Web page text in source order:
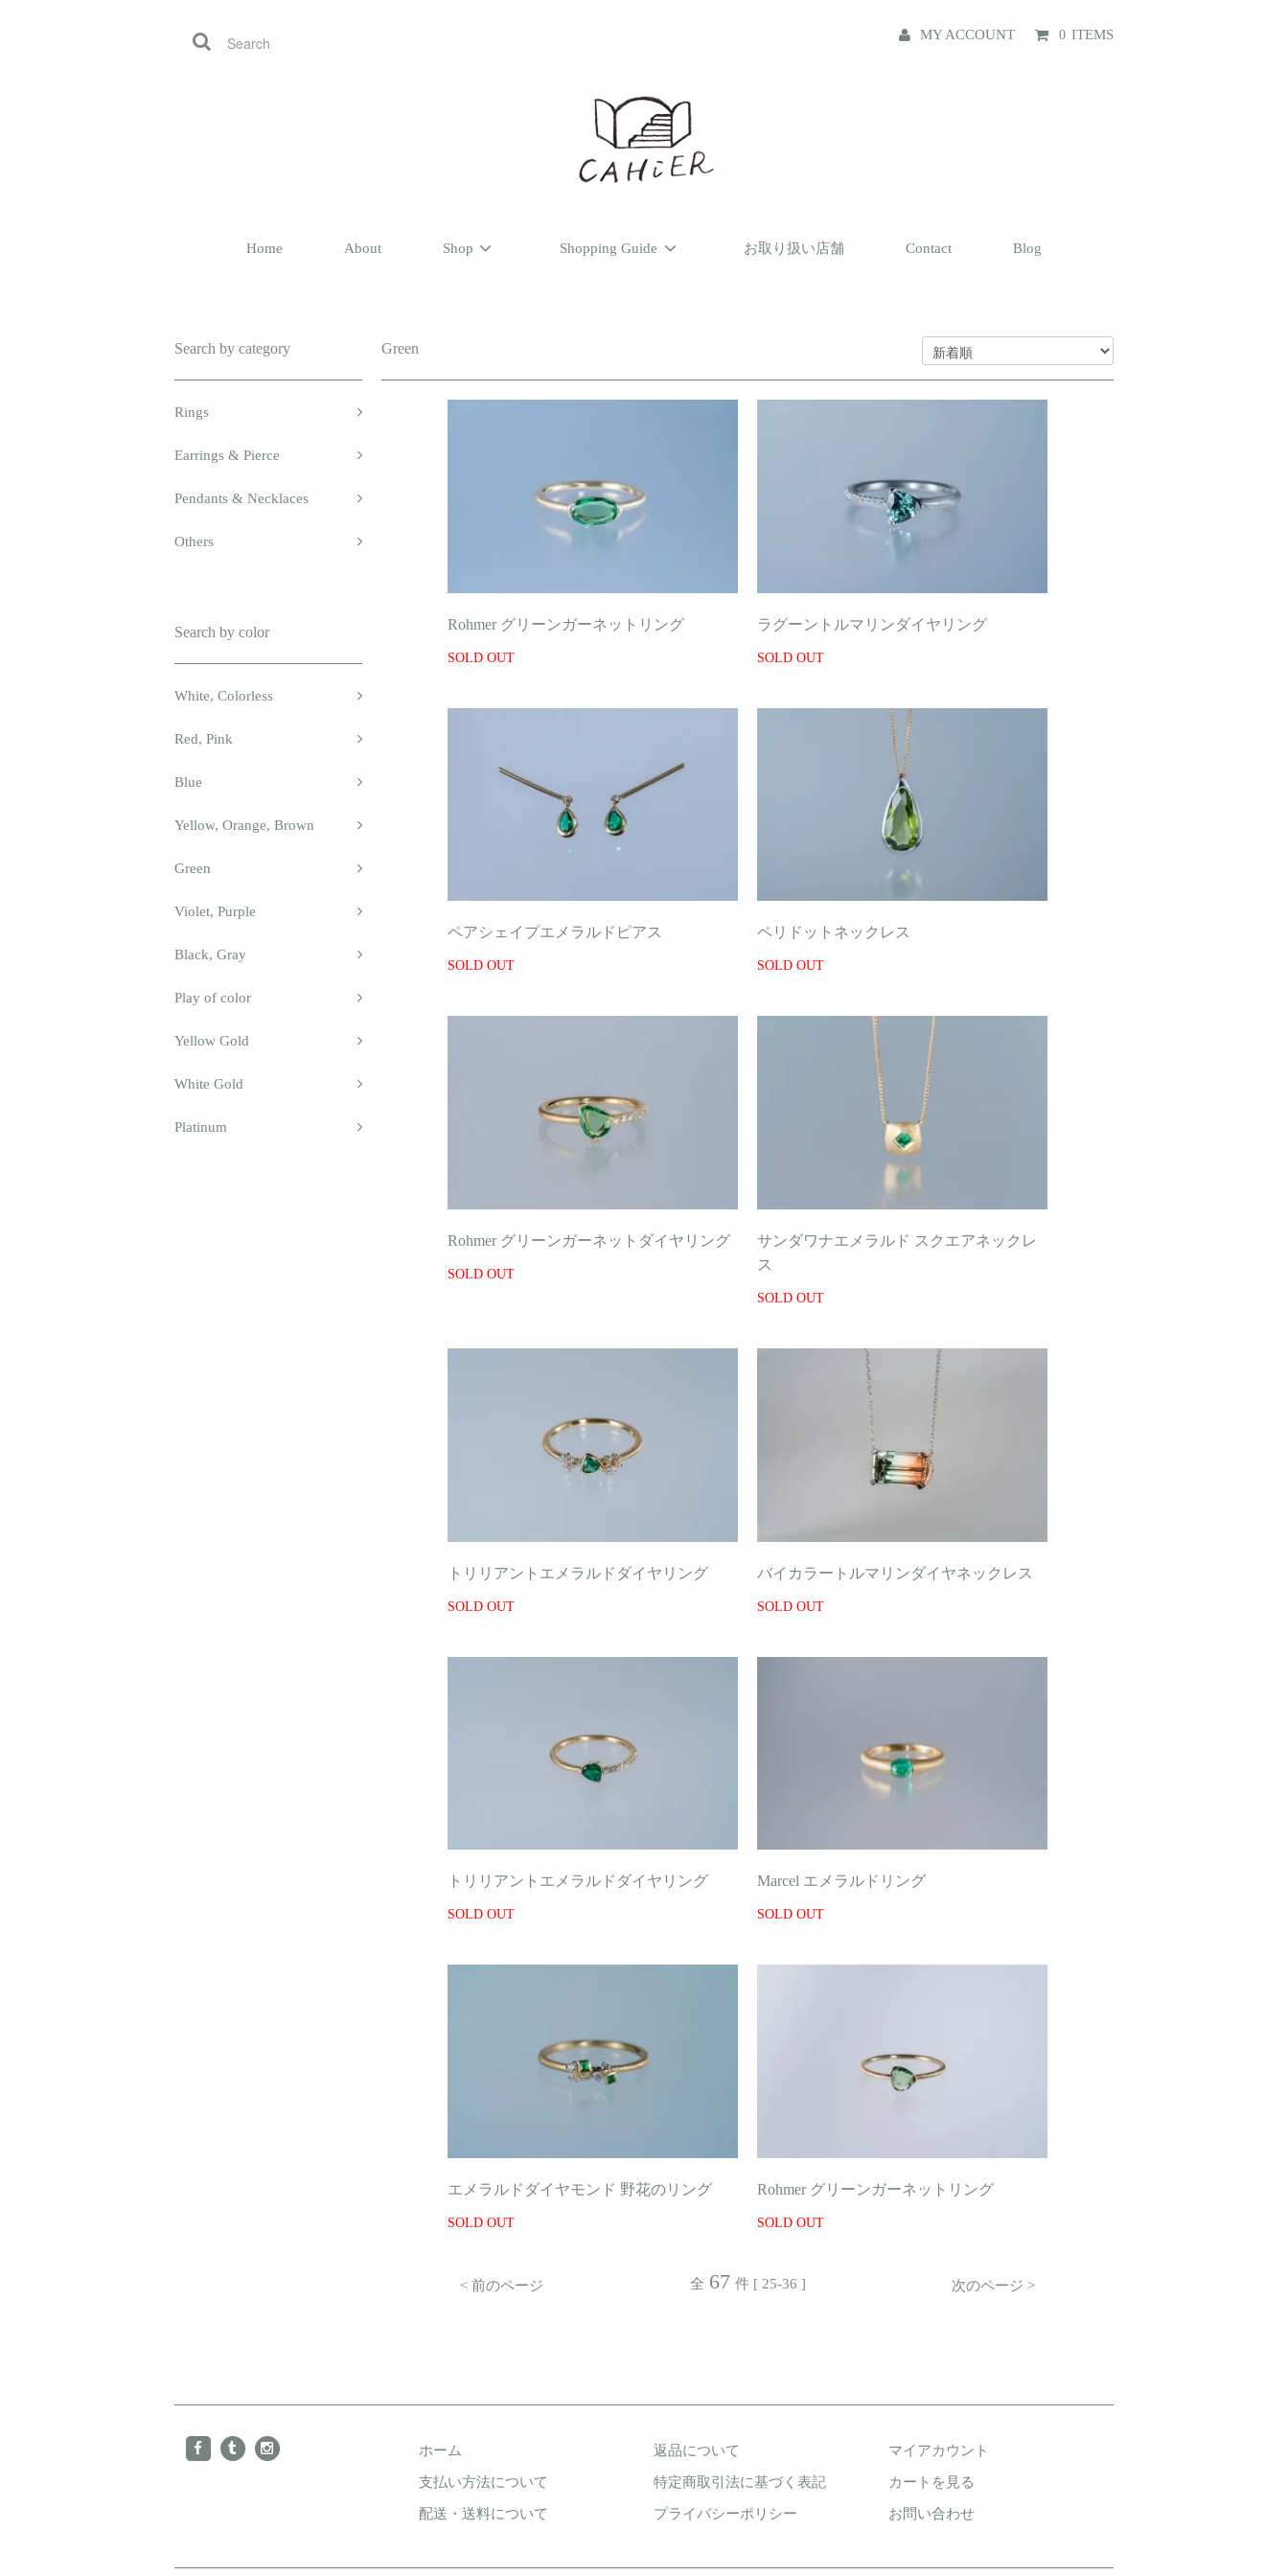
MY ACCOUNT 0 ITEMS
Home About Shop Shopping Guide お取り扱い店舗 Contact Blog
Search by category
Rings
Earrings & Pierce
Pendants & Necklaces
Others
Search by color
White, Colorless
Red, Pink
Blue
Yellow, Orange, Brown
Green
Violet, Purple
Black, Gray
Play of color
Yellow Gold
White Gold
Platinum
Green
Rohmer グリーンガーネットリング
SOLD OUT
ラグーントルマリンダイヤリング
SOLD OUT
ペアシェイプエメラルドピアス
SOLD OUT
ペリドットネックレス
SOLD OUT
Rohmer グリーンガーネットダイヤリング
SOLD OUT
サンダワナエメラルド スクエアネックレ
ス
SOLD OUT
トリリアントエメラルドダイヤリング
SOLD OUT
バイカラートルマリンダイヤネックレス
SOLD OUT
トリリアントエメラルドダイヤリング
SOLD OUT
Marcel エメラルドリング
SOLD OUT
エメラルドダイヤモンド 野花のリング
SOLD OUT
Rohmer グリーンガーネットリング
SOLD OUT
< 前のページ 次のページ >
全 67 件 [ 25-36 ]
ホーム
支払い方法について
配送・送料について
返品について
特定商取引法に基づく表記
プライバシーポリシー
マイアカウント
カートを見る
お問い合わせ